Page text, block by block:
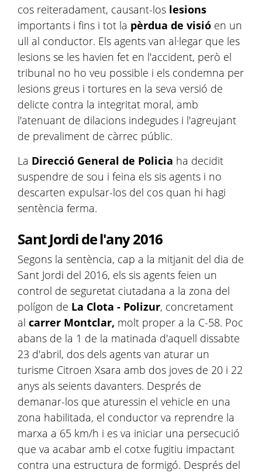
cos reiteradament, causant-los lesions
importants i fins i tot la pèrdua de visió en un
ull al conductor. Els agents van al·legar que les
lesions se les havien fet en l'accident, però el
tribunal no ho veu possible i els condemna per
lesions greus i tortures en la seva versió de
delicte contra la integritat moral, amb
l'atenuant de dilacions indegudes i l'agreujant
de prevaliment de càrrec públic.
La Direcció General de Policia ha decidit
suspendre de sou i feina els sis agents i no
descarten expulsar-los del cos quan hi hagi
sentència ferma.
Sant Jordi de l'any 2016
Segons la sentència, cap a la mitjanit del dia de
Sant Jordi del 2016, els sis agents feien un
control de seguretat ciutadana a la zona del
polígon de La Clota - Polizur, concretament
al carrer Montclar, molt proper a la C-58. Poc
abans de la 1 de la matinada d'aquell dissabte
23 d'abril, dos dels agents van aturar un
turisme Citroen Xsara amb dos joves de 20 i 22
anys als seients davanters. Després de
demanar-los que aturessin el vehicle en una
zona habilitada, el conductor va reprendre la
marxa a 65 km/h i es va iniciar una persecució
que va acabar amb el cotxe fugitiu impactant
contra una estructura de formigó. Després del